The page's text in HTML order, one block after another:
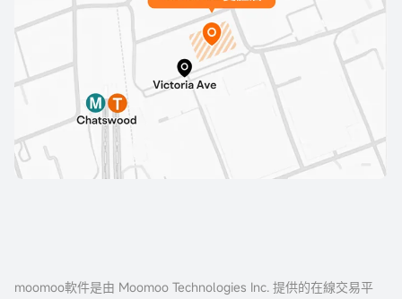
moomoo軟件是由 Moomoo Technologies Inc. 提供的在線交易平